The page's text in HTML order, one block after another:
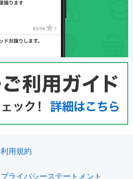
利用規約
プライバシーステートメント